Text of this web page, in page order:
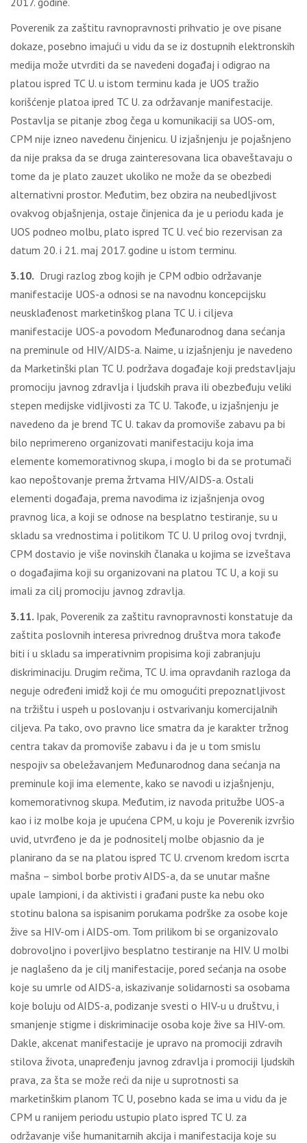
Poverenik za zaštitu ravnopravnosti prihvatio je ove pisane
dokaze, posebno imajući u vidu da se iz dostupnih elektronskih
medija može utvrditi da se navedeni događaj i odigrao na
platou ispred TC U. u istom terminu kada je UOS tražio
korišćenje platoa ipred TC U. za održavanje manifestacije.
Postavlјa se pitanje zbog čega u komunikaciji sa UOS-om,
CPM nije izneo navedenu činjenicu. U izjašnjenju je pojašnjeno
da nije praksa da se druga zainteresovana lica obaveštavaju o
tome da je plato zauzet ukoliko ne može da se obezbedi
alternativni prostor. Međutim, bez obzira na neubedlјivost
ovakvog objašnjenja, ostaje činjenica da je u periodu kada je
UOS podneo molbu, plato ispred TC U. već bio rezervisan za
datum 20. i 21. maj 2017. godine u istom terminu.
3.10. Drugi razlog zbog kojih je CPM odbio održavanje
manifestacije UOS-a odnosi se na navodnu koncepcijsku
neusklađenost marketinškog plana TC U. i cilјeva
manifestacije UOS-a povodom Međunarodnog dana sećanja
na preminule od HIV/AIDS-a. Naime, u izjašnjenju je navedeno
da Marketinški plan TC U. podržava događaje koji predstavlјaju
promociju javnog zdravlјa i lјudskih prava ili obezbeđuju veliki
stepen medijske vidlјivosti za TC U. Takođe, u izjašnjenju je
navedeno da je brend TC U. takav da promoviše zabavu pa bi
bilo neprimereno organizovati manifestaciju koja ima
elemente komemorativnog skupa, i moglo bi da se protumači
kao nepoštovanje prema žrtvama HIV/AIDS-a. Ostali
elementi događaja, prema navodima iz izjašnjenja ovog
pravnog lica, a koji se odnose na besplatno testiranje, su u
skladu sa vrednostima i politikom TC U. U prilog ovoj tvrdnji,
CPM dostavio je više novinskih članaka u kojima se izveštava
o događajima koji su organizovani na platou TC U, a koji su
imali za cilј promociju javnog zdravlјa.
3.11. Ipak, Poverenik za zaštitu ravnopravnosti konstatuje da
zaštita poslovnih interesa privrednog društva mora takođe
biti i u skladu sa imperativnim propisima koji zabranjuju
diskriminaciju. Drugim rečima, TC U. ima opravdanih razloga da
neguje određeni imidž koji će mu omogućiti prepoznatlјivost
na tržištu i uspeh u poslovanju i ostvarivanju komercijalnih
cilјeva. Pa tako, ovo pravno lice smatra da je karakter tržnog
centra takav da promoviše zabavu i da je u tom smislu
nespojiv sa obeležavanjem Međunarodnog dana sećanja na
preminule koji ima elemente, kako se navodi u izjašnjenju,
komemorativnog skupa. Međutim, iz navoda pritužbe UOS-a
kao i iz molbe koja je upućena CPM, u koju je Poverenik izvršio
uvid, utvrđeno je da je podnositelј molbe objasnio da je
planirano da se na platou ispred TC U. crvenom kredom iscrta
mašna – simbol borbe protiv AIDS-a, da se unutar mašne
upale lampioni, i da aktivisti i građani puste ka nebu oko
stotinu balona sa ispisanim porukama podrške za osobe koje
žive sa HIV-om i AIDS-om. Tom prilikom bi se organizovalo
dobrovolјno i poverlјivo besplatno testiranje na HIV. U molbi
je naglašeno da je cilј manifestacije, pored sećanja na osobe
koje su umrle od AIDS-a, iskazivanje solidarnosti sa osobama
koje boluju od AIDS-a, podizanje svesti o HIV-u u društvu, i
smanjenje stigme i diskriminacije osoba koje žive sa HIV-om.
Dakle, akcenat manifestacije je upravo na promociji zdravih
stilova života, unapređenju javnog zdravlјa i promociji lјudskih
prava, za šta se može reći da nije u suprotnosti sa
marketinškim planom TC U, posebno kada se ima u vidu da je
CPM u ranijem periodu ustupio plato ispred TC U. za
održavanje više humanitarnih akcija i manifestacija koje su